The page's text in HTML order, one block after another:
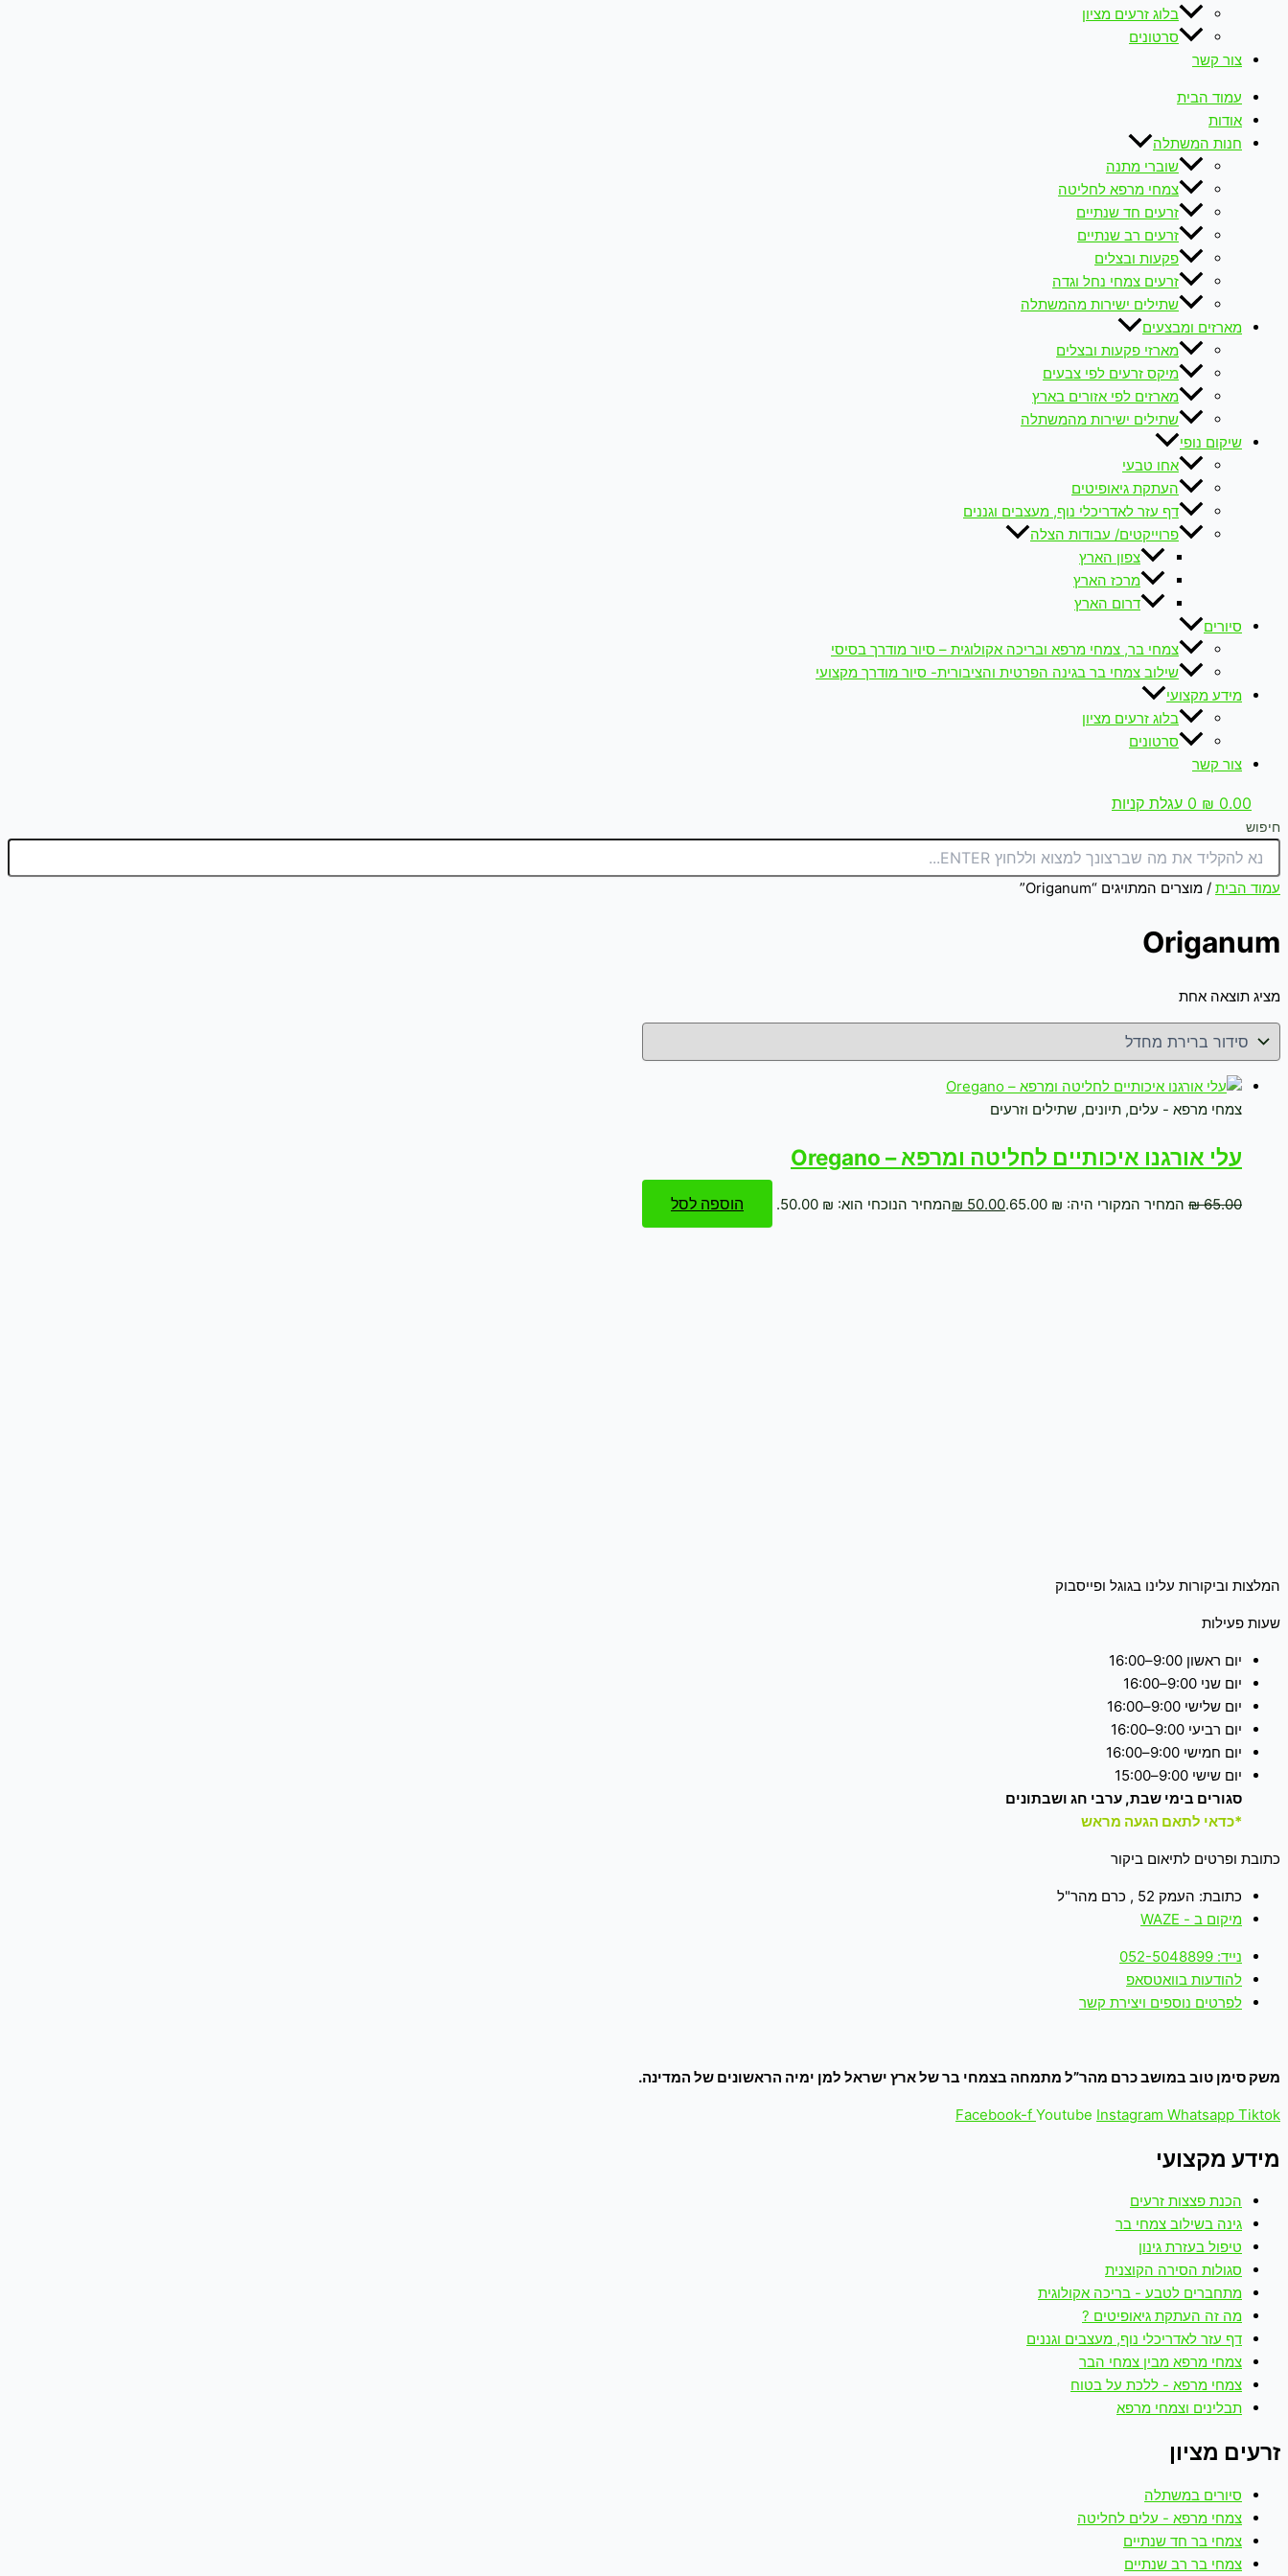
בלוג זרעים מציון
סרטונים
צור קשר
עמוד הבית
אודות
חנות המשתלה
שוברי מתנה
צמחי מרפא לחליטה
זרעים חד שנתיים
זרעים רב שנתיים
פקעות ובצלים
זרעים צמחי נחל וגדה
שתילים ישירות מהמשתלה
מארזים ומבצעים
מארזי פקעות ובצלים
מיקס זרעים לפי צבעים
מארזים לפי אזורים בארץ
שתילים ישירות מהמשתלה
שיקום נופי
אחו טבעי
העתקת גיאופיטים
דף עזר לאדריכלי נוף, מעצבים וגננים
פרוייקטים/ עבודות הצלה
צפון הארץ
מרכז הארץ
דרום הארץ
סיורים
צמחי בר, צמחי מרפא ובריכה אקולוגית – סיור מודרך בסיסי
שילוב צמחי בר בגינה הפרטית והציבורית- סיור מודרך מקצועי
מידע מקצועי
בלוג זרעים מציון
סרטונים
צור קשר
₪ 0.00
0 עגלת קניות
חיפוש
עמוד הבית / מוצרים המתויגים “Origanum”
Origanum
מציג תוצאה אחת
צמחי מרפא - עלים, תיונים, שתילים וזרעים
עלי אורגנו איכותיים לחליטה ומרפא – Oregano
₪65.00 המחיר המקורי היה: ₪ 65.00. ₪ 50.00 המחיר הנוכחי הוא: ₪ 50.00. הוספה לסל
המלצות וביקורות עלינו בגוגל ופייסבוק
שעות פעילות
יום ראשון 9:00–16:00
יום שני 9:00–16:00
יום שלישי 9:00–16:00
יום רביעי 9:00–16:00
יום חמישי 9:00–16:00
יום שישי 9:00–15:00
סגורים בימי שבת, ערבי חג ושבתונים
*כדאי לתאם הגעה מראש
כתובת ופרטים לתיאום ביקור
כתובת: העמק 52 , כרם מהר"ל
מיקום ב - WAZE
נייד: 052-5048899
להודעות בוואטסאפ
לפרטים נוספים ויצירת קשר
משק סימן טוב במושב כרם מהר”ל מתמחה בצמחי בר של ארץ ישראל למן ימיה הראשונים של המדינה.
Facebook-f Youtube Instagram Whatsapp Tiktok
מידע מקצועי
הכנת פצצות זרעים
גינה בשילוב צמחי בר
טיפול בעזרת גינון
סגולות הסירה הקוצנית
מתחברים לטבע - בריכה אקולוגית
מה זה העתקת גיאופיטים ?
דף עזר לאדריכלי נוף, מעצבים וגננים
צמחי מרפא מבין צמחי הבר
צמחי מרפא - ללכת על בטוח
תבלינים וצמחי מרפא
זרעים מציון
סיורים במשתלה
צמחי מרפא - עלים לחליטה
צמחי בר חד שנתיים
צמחי בר רב שנתיים